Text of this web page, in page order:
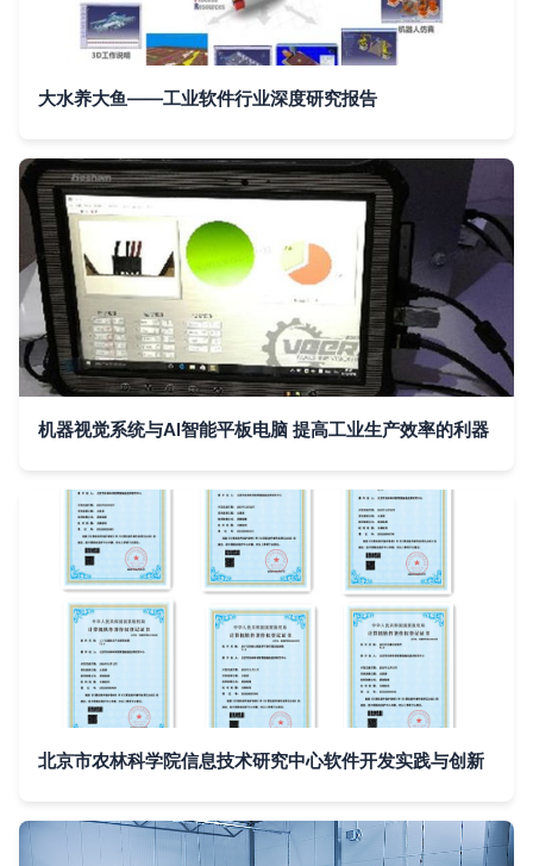
大水养大鱼——工业软件行业深度研究报告
机器视觉系统与AI智能平板电脑 提高工业生产效率的利器
北京市农林科学院信息技术研究中心软件开发实践与创新